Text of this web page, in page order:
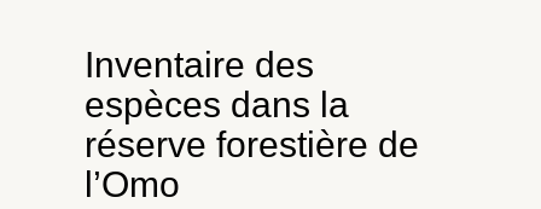
Inventaire des
espèces dans la
réserve forestière de
l’Omo